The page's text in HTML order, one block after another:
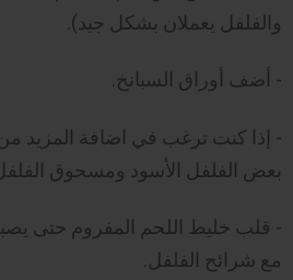
والفلفل يعملان بشكل جيد).
- أضف أوراق السبانخ.
- إذا كنت ترغب في اضافة المزيد من
بعض الفلفل الأسود ومسحوق الفلفل
- قلب خليط اللحم المفروم حتى
مع شرائح الفلفل.